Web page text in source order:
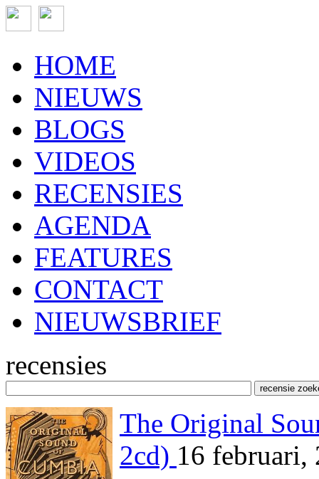
HOME
NIEUWS
BLOGS
VIDEOS
RECENSIES
AGENDA
FEATURES
CONTACT
NIEUWSBRIEF
recensies
The Original
2cd) 16 februari,